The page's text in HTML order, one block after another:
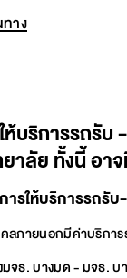
าง
ห้บริการรถรับ
าลัย ทั้งนี้ อา
ารให้บริการรถรับ
ลภายนอกมีค่าบริการ
มจธ. บางมด - มจธ.